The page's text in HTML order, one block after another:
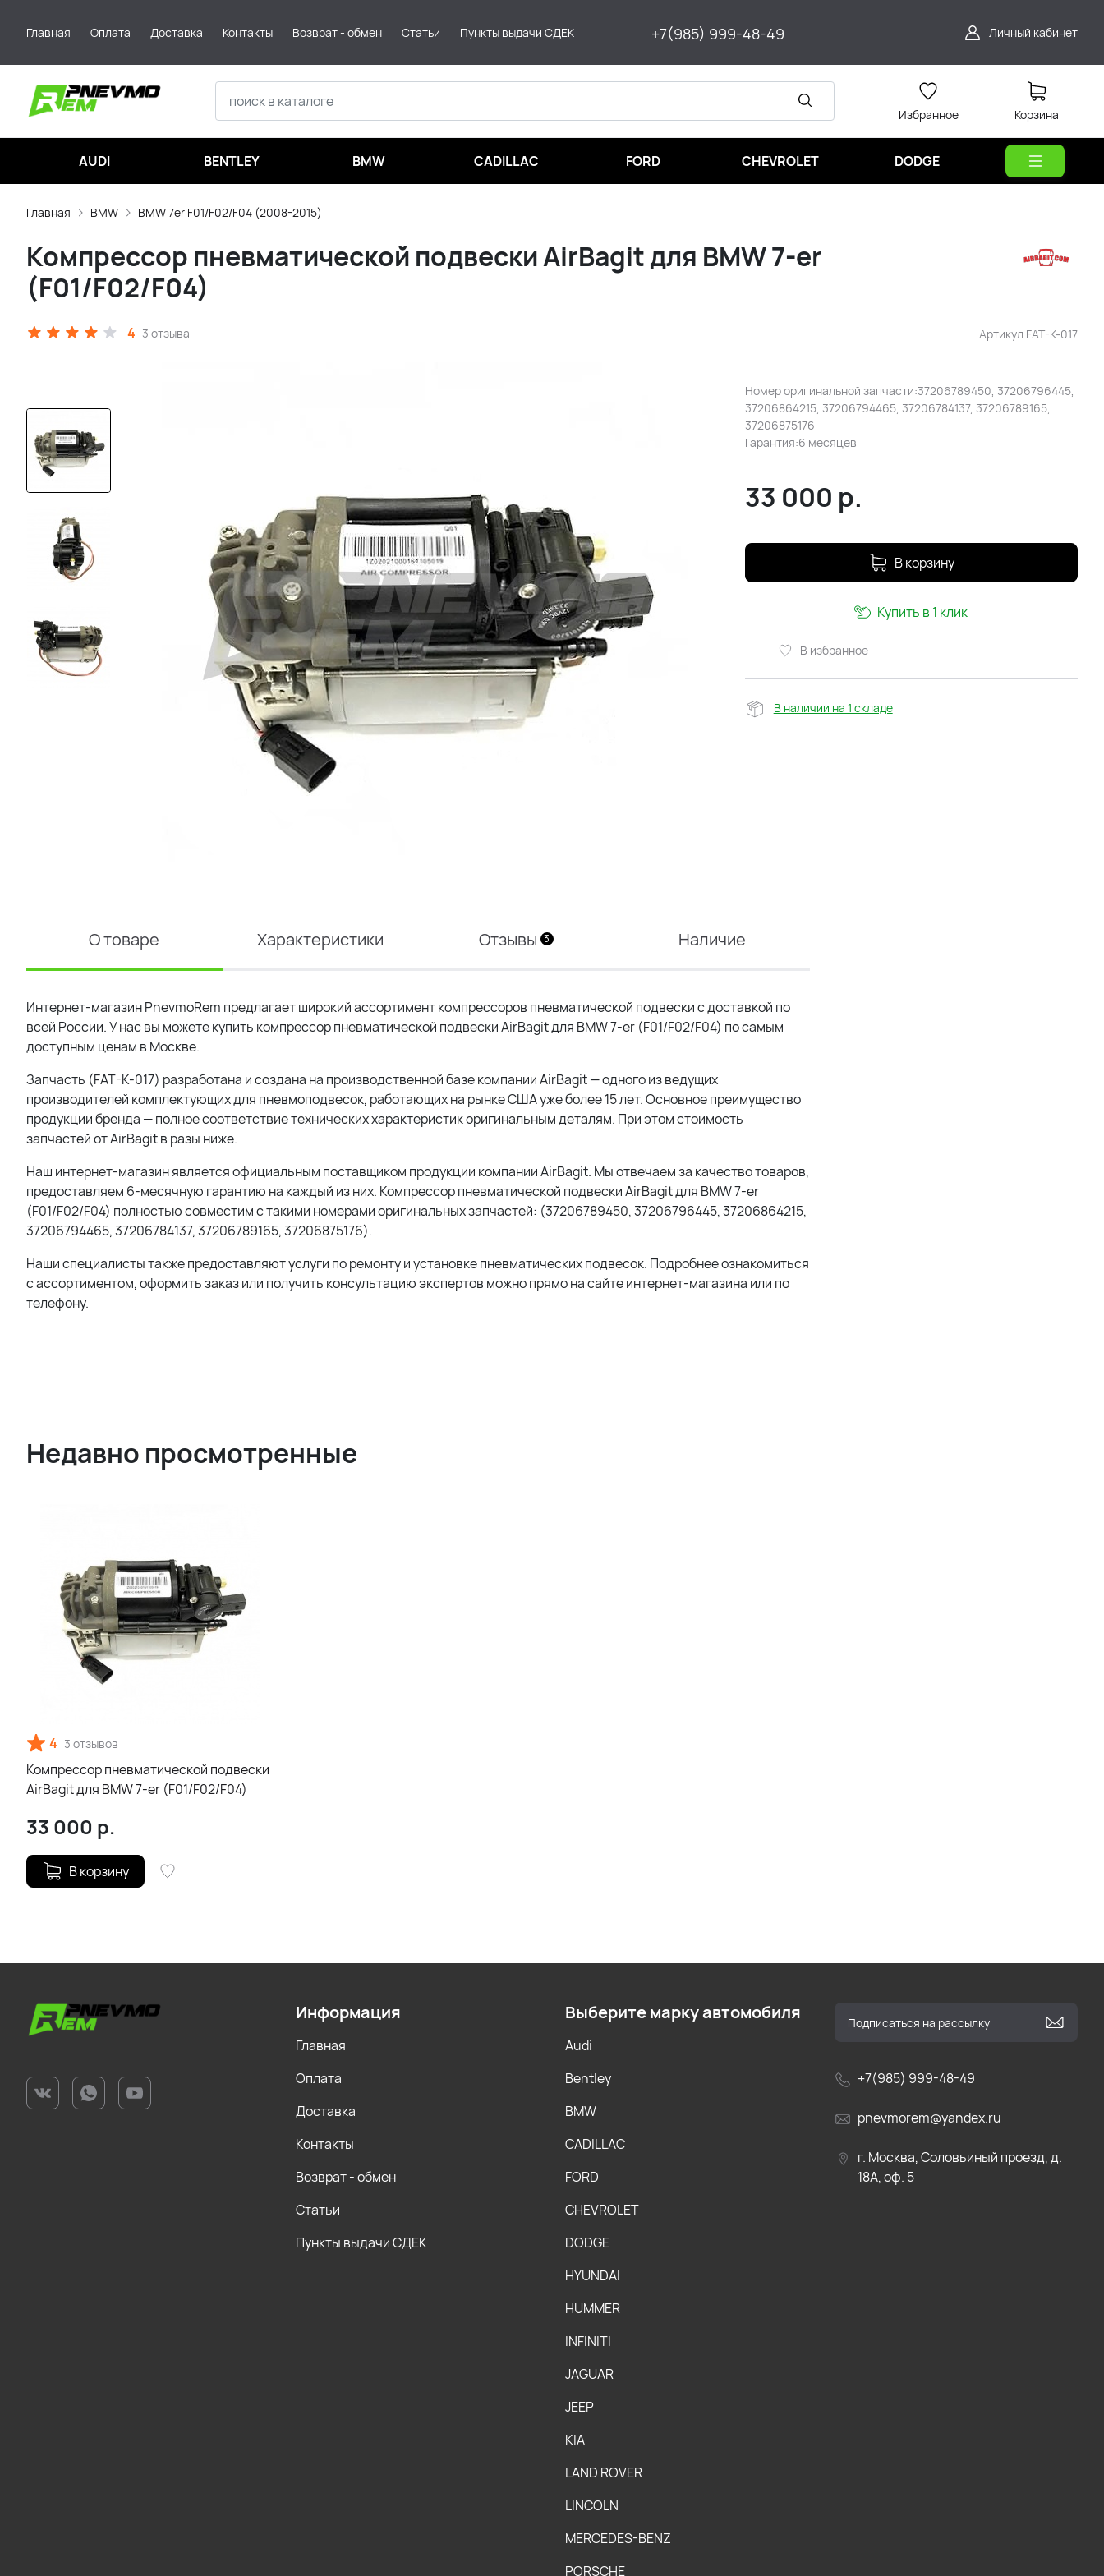
Главная Оплата Доставка Контакты Возврат - обмен Статьи Пункты выдачи СДЕК +7(985) 999-48-49 Личный кабинет
Избранное Корзина
AUDI BENTLEY BMW CADILLAC FORD CHEVROLET DODGE
Главная BMW BMW 7er F01/F02/F04 (2008-2015)
Артикул FAT-K-017
Компрессор пневматической подвески AirBagit для BMW 7-er
(F01/F02/F04)
4 3 отзыва
Номер оригинальной запчасти:37206789450, 37206796445,
37206864215, 37206794465, 37206784137, 37206789165,
37206875176
Гарантия:6 месяцев
33 000 р.
В корзину
В избранное
Купить в 1 клик
В наличии на 1 складе
О товаре Характеристики Отзывы 3 Наличие
Интернет-магазин PnevmoRem предлагает широкий ассортимент компрессоров пневматической подвески с доставкой по
всей России. У нас вы можете купить компрессор пневматической подвески AirBagit для BMW 7-er (F01/F02/F04) по самым
доступным ценам в Москве.
Запчасть (FAT-K-017) разработана и создана на производственной базе компании AirBagit — одного из ведущих
производителей комплектующих для пневмоподвесок, работающих на рынке США уже более 15 лет. Основное преимущество
продукции бренда — полное соответствие технических характеристик оригинальным деталям. При этом стоимость
запчастей от AirBagit в разы ниже.
Наш интернет-магазин является официальным поставщиком продукции компании AirBagit. Мы отвечаем за качество товаров,
предоставляем 6-месячную гарантию на каждый из них. Компрессор пневматической подвески AirBagit для BMW 7-er
(F01/F02/F04) полностью совместим с такими номерами оригинальных запчастей: (37206789450, 37206796445, 37206864215,
37206794465, 37206784137, 37206789165, 37206875176).
Наши специалисты также предоставляют услуги по ремонту и установке пневматических подвесок. Подробнее ознакомиться
с ассортиментом, оформить заказ или получить консультацию экспертов можно прямо на сайте интернет-магазина или по
телефону.
Недавно просмотренные
4 3 отзывов
Компрессор пневматической подвески
AirBagit для BMW 7-er (F01/F02/F04)
33 000 р.
В корзину
+7(985) 999-48-49
pnevmorem@yandex.ru
г. Москва, Соловьиный проезд, д.
18А, оф. 5
Информация
Главная
Оплата
Доставка
Контакты
Возврат - обмен
Статьи
Пункты выдачи СДЕК
Выберите марку автомобиля
Audi
Bentley
BMW
CADILLAC
FORD
CHEVROLET
DODGE
HYUNDAI
HUMMER
INFINITI
JAGUAR
JEEP
KIA
LAND ROVER
LINCOLN
MERCEDES-BENZ
PORSCHE